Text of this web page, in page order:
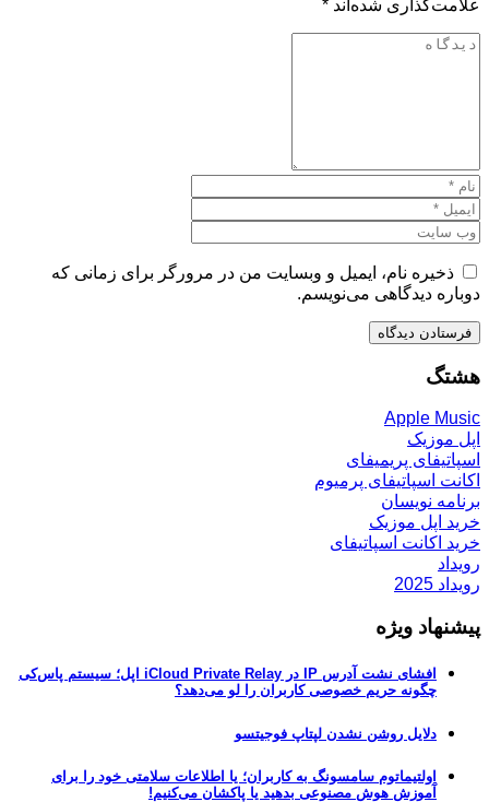
علامت‌گذاری شده‌اند *
ذخیره نام، ایمیل و وبسایت من در مرورگر برای زمانی که
دوباره دیدگاهی می‌نویسم.
هشتگ
Apple Music
اپل موزیک
اسپاتیفای پریمیفای
اکانت اسپاتیفای پرمیوم
برنامه نویسان
خرید اپل موزیک
خرید اکانت اسپاتیفای
رویداد
رویداد 2025
پیشنهاد ویژه
افشای نشت آدرس IP در iCloud Private Relay اپل؛ سیستم پاس‌کی
چگونه حریم خصوصی کاربران را لو می‌دهد؟
دلایل روشن نشدن لپتاپ فوجیتسو
اولتیماتوم سامسونگ به کاربران؛ یا اطلاعات سلامتی خود را برای
آموزش هوش مصنوعی بدهید یا پاکشان می‌کنیم!